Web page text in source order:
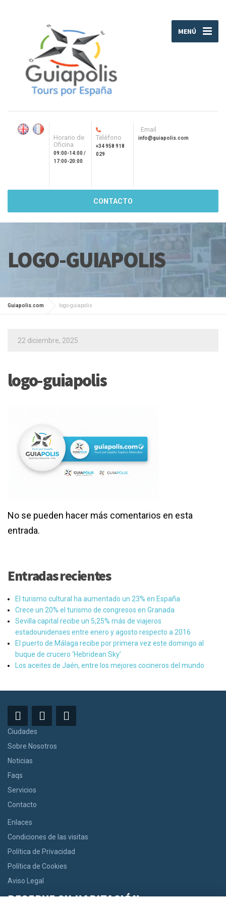
MENÚ
Horario de
Oficina
09:00-14:00 /
17:00-20:00
Teléfono
+34 958 918
029
Email
info@guiapolis.com
CONTACTO
LOGO-GUIAPOLIS
Guiapolis.com logo-guiapolis
22 diciembre, 2025
logo-guiapolis
No se pueden hacer más comentarios en esta
entrada.
Entradas recientes
El turismo cultural ha aumentado un 23% en España
Crece un 20% el turismo de congresos en Granada
Sevilla capital recibe un 5,25% más de viajeros
estadounidenses entre enero y agosto respecto a 2016
El puerto de Málaga recibe por primera vez este domingo al
buque de crucero ‘Hebridean Sky’
Los aceites de Jaén, entre los mejores cocineros del mundo
Ciudades
Sobre Nosotros
Noticias
Faqs
Servicios
Contacto
Enlaces
Condiciones de las visitas
Política de Privacidad
Política de Cookies
Aviso Legal
RESERVE SU HABITACIÓN